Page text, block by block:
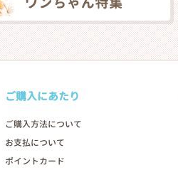
ご購入にあたり
ご購入方法について
お支払について
ポイントカード